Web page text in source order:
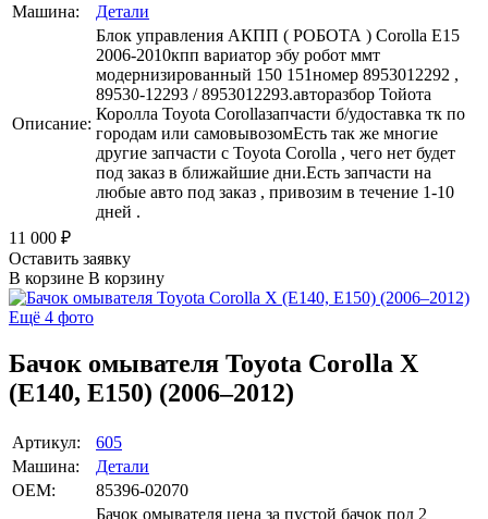
Машина:
Детали
Описание:
Блок управления АКПП ( РОБОТА ) Corolla E15
2006-2010кпп вариатор эбу робот ммт
модернизированный 150 151номер 8953012292 ,
89530-12293 / 8953012293.авторазбор Тойота
Королла Toyota Corollaзапчасти б/удоставка тк по
городам или самовывозомЕсть так же многие
другие запчасти с Toyota Corolla , чего нет будет
под заказ в ближайшие дни.Есть запчасти на
любые авто под заказ , привозим в течение 1-10
дней .
11 000 ₽
Оставить заявку
В корзине В корзину
Ещё 4 фото
Бачок омывателя Toyota Corolla X
(E140, E150) (2006–2012)
Артикул:
605
Машина:
Детали
OEM:
85396-02070
Бачок омывателя цена за пустой бачок под 2